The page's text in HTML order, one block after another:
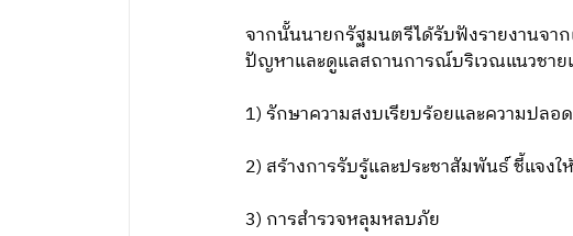
จากนั้นนายกรัฐมนตรีได้รับฟังรายงานจา
ปัญหาและดูแลสถานการณ์บริเวณแนวชา
1) รักษาความสงบเรียบร้อยและความปล
2) สร้างการรับรู้และประชาสัมพันธ์ ชี้แจง
3) การสำรวจหลุมหลบภัย